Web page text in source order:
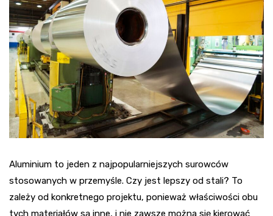
Aluminium to jeden z najpopularniejszych surowców
stosowanych w przemyśle. Czy jest lepszy od stali? To
zależy od konkretnego projektu, ponieważ właściwości obu
tych materiałów są inne, i nie zawsze można się kierować